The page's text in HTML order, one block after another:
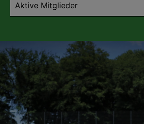
Aktive Mitglieder